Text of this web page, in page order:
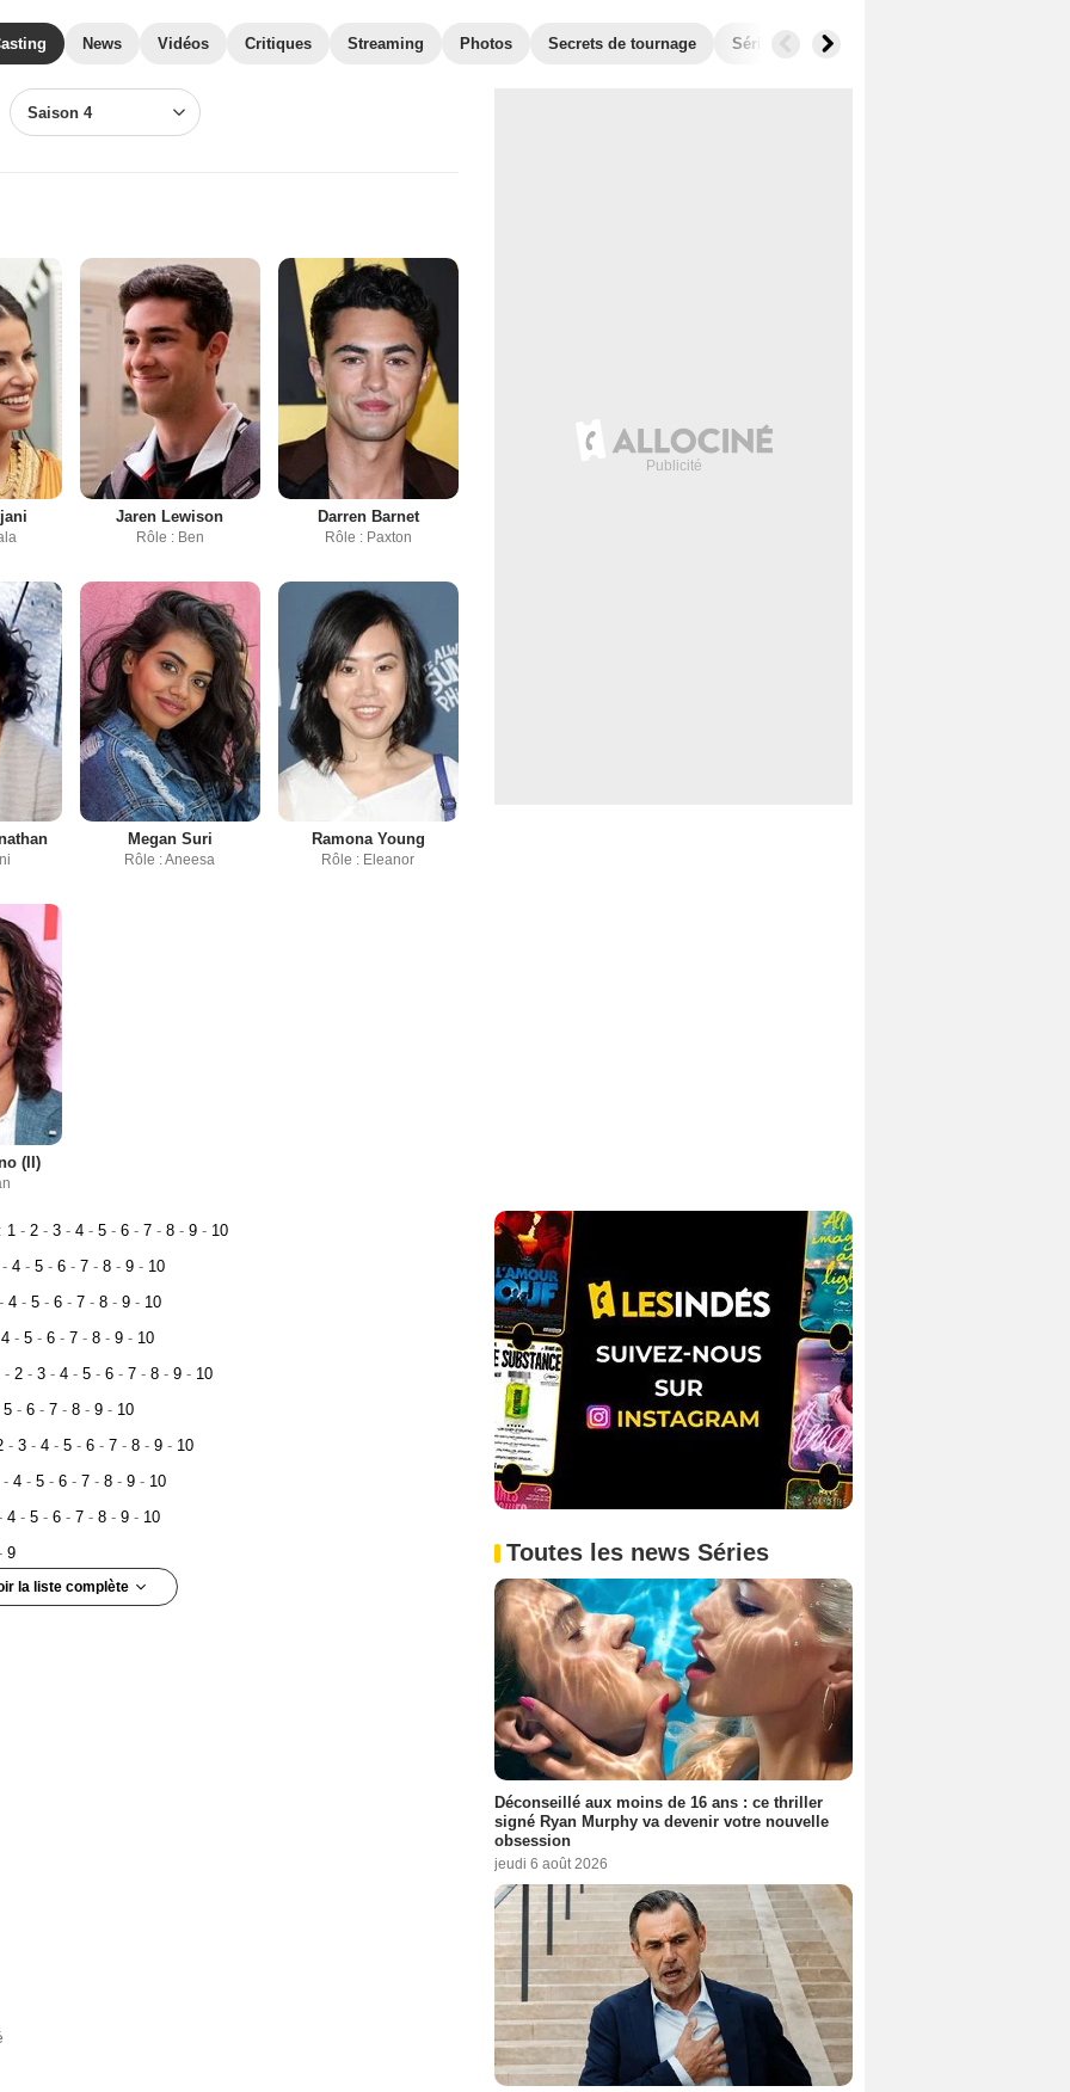
News Vidéos Critiques Streaming Photos Secrets de tournage Séries similaires
Saison 4
Jaren Lewison
Rôle : Ben
Darren Barnet
Rôle : Paxton
Megan Suri
Rôle : Aneesa
Ramona Young
Rôle : Eleanor
(II)
1 - 2 - 3 - 4 - 5 - 6 - 7 - 8 - 9 - 10
- 4 - 5 - 6 - 7 - 8 - 9 - 10
- 4 - 5 - 6 - 7 - 8 - 9 - 10
4 - 5 - 6 - 7 - 8 - 9 - 10
- 2 - 3 - 4 - 5 - 6 - 7 - 8 - 9 - 10
5 - 6 - 7 - 8 - 9 - 10
- 3 - 4 - 5 - 6 - 7 - 8 - 9 - 10
- 4 - 5 - 6 - 7 - 8 - 9 - 10
4 - 5 - 6 - 7 - 8 - 9 - 10
9
la liste complète
:
Toutes les news Séries
Déconseillé aux moins de 16 ans : ce thriller
signé Ryan Murphy va devenir votre nouvelle
obsession
jeudi 6 août 2026